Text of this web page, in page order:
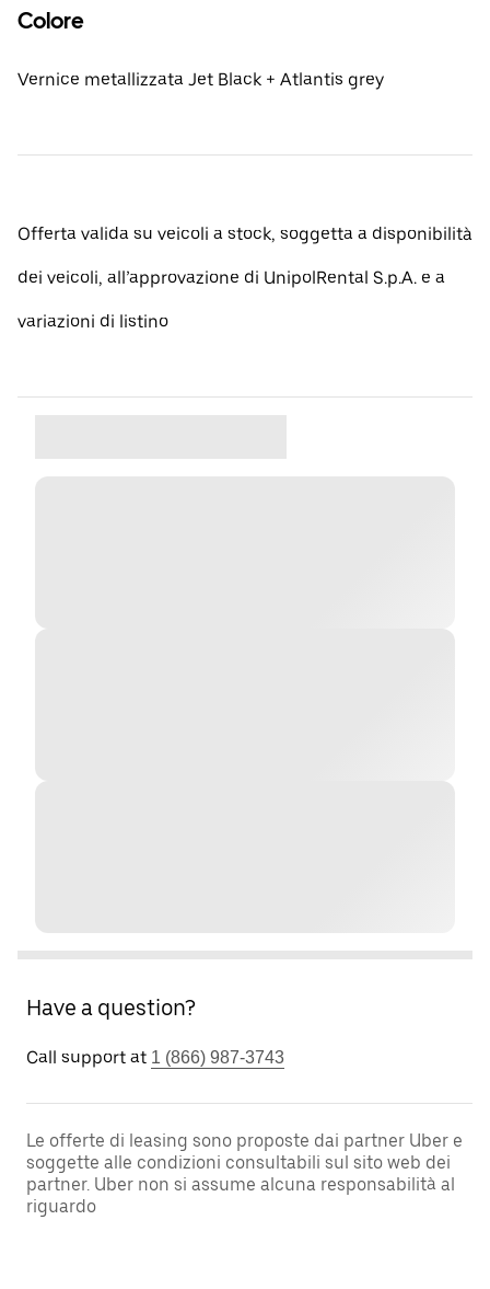
Colore
Vernice metallizzata Jet Black + Atlantis grey
Offerta valida su veicoli a stock, soggetta a disponibilità
dei veicoli, all’approvazione di UnipolRental S.p.A. e a
variazioni di listino
Have a question?
Call support at 1 (866) 987-3743
Le offerte di leasing sono proposte dai partner Uber e
soggette alle condizioni consultabili sul sito web dei
partner. Uber non si assume alcuna responsabilità al
riguardo